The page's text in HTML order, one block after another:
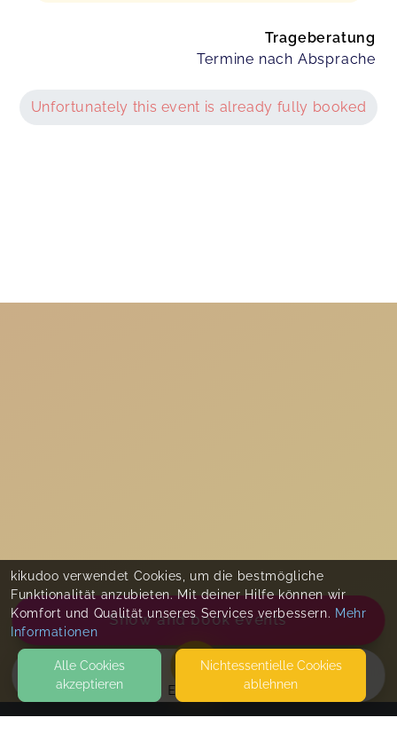
EVENTS
Trageberatung
Termine nach Absprache
Unfortunately this event is already fully booked
Show and book events
kikudoo verwendet Cookies, um die bestmögliche
Funktionalität anzubieten. Mit deiner Hilfe können wir
Komfort und Qualität unseres Services verbessern. Mehr
Informationen
Alle Cookies
akzeptieren
Nicht­essentielle Cookies
ablehnen